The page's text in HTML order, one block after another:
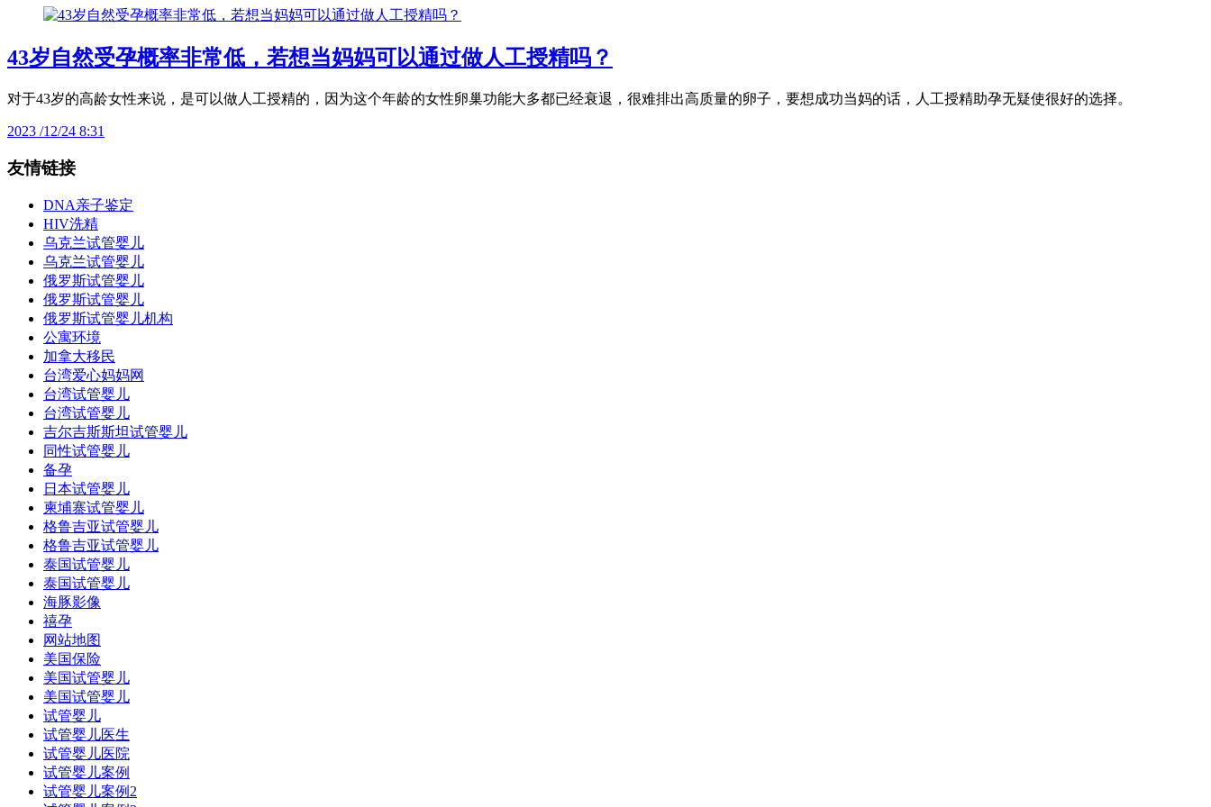
43岁自然受孕概率非常低，若想当妈妈可以通过做人工授精吗？
对于43岁的高龄女性来说，是可以做人工授精的，因为这个年龄的女性卵巢功能大多都已经衰退，很难排出高质量的卵子，要想成功当妈的话，人工授精助孕无疑使很好的选择。
2023 /12/24 8:31
友情链接
DNA亲子鉴定
HIV洗精
乌克兰试管婴儿
乌克兰试管婴儿
俄罗斯试管婴儿
俄罗斯试管婴儿
俄罗斯试管婴儿机构
公寓环境
加拿大移民
台湾爱心妈妈网
台湾试管婴儿
台湾试管婴儿
吉尔吉斯斯坦试管婴儿
同性试管婴儿
备孕
日本试管婴儿
柬埔寨试管婴儿
格鲁吉亚试管婴儿
格鲁吉亚试管婴儿
泰国试管婴儿
泰国试管婴儿
海豚影像
禧孕
网站地图
美国保险
美国试管婴儿
美国试管婴儿
试管婴儿
试管婴儿医生
试管婴儿医院
试管婴儿案例
试管婴儿案例2